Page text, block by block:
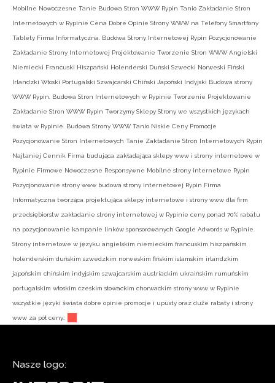
Mobilne Nowoczesne Tanie Budowa Stron WWW Rypin Tanio Zakładanie Stron
Internetowych w Rypinie Cena Dobre Opinie Strony WWW na Telefony Smartfony
Tablety Firma Informatyczna. Budowa Strony Internetowej Rypin Pozycjonowanie
Zakładanie Strony Internetowej Projektowanie Tworzenie Stron WWW Angielski
Niemiecki Francuski Hiszpański Holenderski Duński Szwecki Norweski Fiński
Irlandzki Włoski Portugalski Szwajcarski Chiński Japoński Indyjski Budowa strony
WWW Rypin. Budowa Stron Internetowych w Rypinie Tworzenie Projektowanie
Zakładanie Stron WWW Rypin Tworzymy Sklepy Strony we wszystkich językach
świata w Rypinie. Budowa Strony WWW Tanio Niskie Ceny Promocje
Pozycjonowanie Stron Internetowych Tanie Zakładanie Stron Internetowych Rypin
Najtaniej Cennik Firma budująca zakładająca sklepy www i strony internetowe w
Rypinie Firmowe Nowoczesne Responsywne Mobilne strony internetowe Rypin
Pozycjonowanie strony www budowa strony internetowej Rypin Firma
Informatyczna tworząca projektująca sklepy internetowe i strony www dla firm
przedsiębiorstw zakładanie strony internetowej w Rypinie ceny ponad 70% rabatu
na pozycjonowanie kampanie linków sponsorowanych Google Adwords w Rypinie.
Strony internetowe w języku angielskim niemieckim francuskim hiszpańskim
holenderskim duńskim szwedzkim norweskim fińskim islamskim irlandzkim
japońskim chińskim indyjskim szwajcarskim austriackim ukraińskim rumuńskim
portugalskim włoskim czeskim słowackim chorwackim strony www w Rypinie
wszystkie języki świata dobre opinie promocje i upusty oraz duże rabaty i strony
www za pół ceny.:
Nasze logo: